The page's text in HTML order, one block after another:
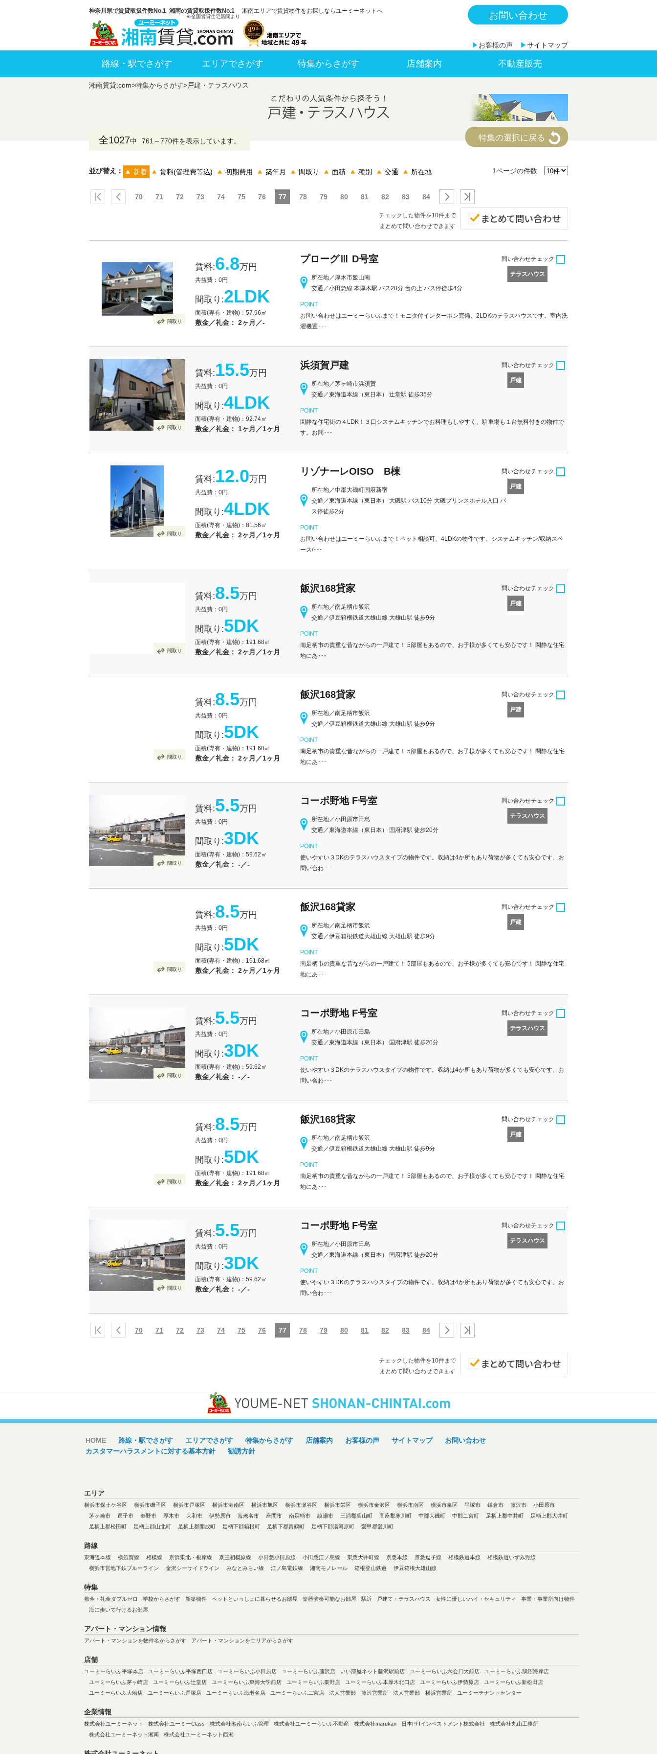
神奈川県で賃貸取扱件数No.1 湘南の賃貸取扱件数No.1 湘南エリアで賃貸物件をお探しならユーミーネットへ
※全国賃貸住宅新聞より お問い合わせ
▶ お客様の声 ▶サイトマップ
路線・駅でさがす エリアでさがす 特集からさがす 店舗案内 不動産販売
湘南賃貸.com>特集からさがす>戸建・テラスハウス
特集の選択に戻る
全1027中 761～770件を表示しています。
70 71 72 73 74 75 76 77 78 79 80 81 82 83 84
並び替え： 新着 賃料(管理費等込) 初期費用 築年月 間取り 面積 種別 交通 所在地 1ページの件数
チェックした物件を10件まで
まとめて問い合わせできます
プローグⅢ D号室
所在地／厚木市飯山南
交通／小田急線 本厚木駅 バス20分 台の上 バス停徒歩4分
テラスハウス
問い合わせチェック
間取り
賃料:6.8万円
共益費：0円
間取り:2LDK
面積(専有・建物)：57.96㎡
敷金／礼金： 2ヶ月／-
POINT
お問い合わせはユーミーらいふまで！モニタ付インターホン完備、2LDKのテラスハウスです。室内洗
濯機置･･･
浜須賀戸建
所在地／茅ヶ崎市浜須賀
交通／東海道本線（東日本） 辻堂駅 徒歩35分
戸建
問い合わせチェック
間取り
賃料:15.5万円
共益費：0円
間取り:4LDK
面積(専有・建物)：92.74㎡
敷金／礼金： 1ヶ月／1ヶ月
POINT
閑静な住宅街の４LDK！３口システムキッチンでお料理もしやすく、駐車場も１台無料付きの物件で
す。お問･･･
リゾナーレOISO B棟
所在地／中郡大磯町国府新宿
交通／東海道本線（東日本） 大磯駅 バス10分 大磯プリンスホテル入口 バ
ス停徒歩2分
戸建
問い合わせチェック
間取り
賃料:12.0万円
共益費：0円
間取り:4LDK
面積(専有・建物)：81.56㎡
敷金／礼金： 2ヶ月／1ヶ月
POINT
お問い合わせはユーミーらいふまで！ペット相談可、4LDKの物件です。システムキッチン/収納スペ
ース/･･･
飯沢168貸家
所在地／南足柄市飯沢
交通／伊豆箱根鉄道大雄山線 大雄山駅 徒歩9分
戸建
問い合わせチェック
間取り
賃料:8.5万円
共益費：0円
間取り:5DK
面積(専有・建物)：191.68㎡
敷金／礼金： 2ヶ月／1ヶ月
POINT
南足柄市の貴重な昔ながらの一戸建て！ 5部屋もあるので、お子様が多くても安心です！ 閑静な住宅
地にあ･･･
飯沢168貸家
所在地／南足柄市飯沢
交通／伊豆箱根鉄道大雄山線 大雄山駅 徒歩9分
戸建
問い合わせチェック
間取り
賃料:8.5万円
共益費：0円
間取り:5DK
面積(専有・建物)：191.68㎡
敷金／礼金： 2ヶ月／1ヶ月
POINT
南足柄市の貴重な昔ながらの一戸建て！ 5部屋もあるので、お子様が多くても安心です！ 閑静な住宅
地にあ･･･
コーポ野地 F号室
所在地／小田原市田島
交通／東海道本線（東日本） 国府津駅 徒歩20分
テラスハウス
問い合わせチェック
間取り
賃料:5.5万円
共益費：0円
間取り:3DK
面積(専有・建物)：59.62㎡
敷金／礼金： -／-
POINT
使いやすい３DKのテラスハウスタイプの物件です。収納は4か所もあり荷物が多くても安心です。お
問い合わ･･･
飯沢168貸家
所在地／南足柄市飯沢
交通／伊豆箱根鉄道大雄山線 大雄山駅 徒歩9分
戸建
問い合わせチェック
間取り
賃料:8.5万円
共益費：0円
間取り:5DK
面積(専有・建物)：191.68㎡
敷金／礼金： 2ヶ月／1ヶ月
POINT
南足柄市の貴重な昔ながらの一戸建て！ 5部屋もあるので、お子様が多くても安心です！ 閑静な住宅
地にあ･･･
コーポ野地 F号室
所在地／小田原市田島
交通／東海道本線（東日本） 国府津駅 徒歩20分
テラスハウス
問い合わせチェック
間取り
賃料:5.5万円
共益費：0円
間取り:3DK
面積(専有・建物)：59.62㎡
敷金／礼金： -／-
POINT
使いやすい３DKのテラスハウスタイプの物件です。収納は4か所もあり荷物が多くても安心です。お
問い合わ･･･
飯沢168貸家
所在地／南足柄市飯沢
交通／伊豆箱根鉄道大雄山線 大雄山駅 徒歩9分
戸建
問い合わせチェック
間取り
賃料:8.5万円
共益費：0円
間取り:5DK
面積(専有・建物)：191.68㎡
敷金／礼金： 2ヶ月／1ヶ月
POINT
南足柄市の貴重な昔ながらの一戸建て！ 5部屋もあるので、お子様が多くても安心です！ 閑静な住宅
地にあ･･･
コーポ野地 F号室
所在地／小田原市田島
交通／東海道本線（東日本） 国府津駅 徒歩20分
テラスハウス
問い合わせチェック
間取り
賃料:5.5万円
共益費：0円
間取り:3DK
面積(専有・建物)：59.62㎡
敷金／礼金： -／-
POINT
使いやすい３DKのテラスハウスタイプの物件です。収納は4か所もあり荷物が多くても安心です。お
問い合わ･･･
70 71 72 73 74 75 76 77 78 79 80 81 82 83 84
チェックした物件を10件まで
まとめて問い合わせできます
HOME 路線・駅でさがす エリアでさがす 特集からさがす 店舗案内 お客様の声 サイトマップ
お問い合わせ
カスタマーハラスメントに対する基本方針
勧誘方針
エリア
横浜市保土ケ谷区 横浜市磯子区 横浜市戸塚区 横浜市港南区 横浜市旭区 横浜市瀬谷区 横浜市栄区 横浜市金沢区 横浜市南区 横浜市泉区 平塚市 鎌倉市 藤沢市
小田原市
茅ヶ崎市
逗子市 秦野市 厚木市 大和市 伊勢原市 海老名市 座間市 南足柄市 綾瀬市 三浦郡葉山町 高座郡寒川町 中郡大磯町 中郡二宮町 足柄上郡中井町
足柄上郡大井町
足柄上郡松田町
足柄上郡山北町 足柄上郡開成町 足柄下郡箱根町 足柄下郡真鶴町 足柄下郡湯河原町 愛甲郡愛川町
路線
東海道本線 横須賀線 相模線 京浜東北・根岸線 京王相模原線 小田急小田原線 小田急江ノ島線 東急大井町線 京急本線 京急逗子線 相模鉄道本線
相模鉄道いずみ野線
横浜市営地下鉄ブルーライン
金沢シーサイドライン みなとみらい線 江ノ島電鉄線 湘南モノレール 箱根登山鉄道 伊豆箱根大雄山線
特集
敷金・礼金ダブルゼロ 学校からさがす 新築物件 ペットといっしょに暮らせるお部屋 楽器演奏可能なお部屋 駅近 戸建て・テラスハウス 女性に優しいハイ・セキュリティ
事業・事業所向け物件
海に歩いて行けるお部屋
アパート・マンション情報
アパート・マンションを物件名からさがす アパート・マンションをエリアからさがす
店舗
ユーミーらいふ平塚本店 ユーミーらいふ平塚西口店 ユーミーらいふ小田原店 ユーミーらいふ藤沢店 いい部屋ネット藤沢駅前店 ユーミーらいふ六会日大前店
ユーミーらいふ鵠沼海岸店
ユーミーらいふ茅ヶ崎店
ユーミーらいふ辻堂店 ユーミーらいふ東海大学前店 ユーミーらいふ秦野店 ユーミーらいふ本厚木北口店 ユーミーらいふ伊勢原店
ユーミーらいふ新松田店
ユーミーらいふ大船店
ユーミーらいふ戸塚店 ユーミーらいふ海老名店 ユーミーらいふ二宮店 法人営業部 藤沢営業所 法人営業部 横浜営業所 ユーミーテナントセンター
企業情報
株式会社ユーミーネット 株式会社ユーミーClass 株式会社湘南らいふ管理 株式会社ユーミーらいふ不動産 株式会社marukan 日本PFIインベストメント株式会社
株式会社丸山工務所
株式会社ユーミーネット湘南
株式会社ユーミーネット西湘